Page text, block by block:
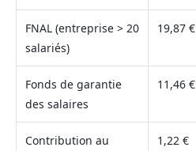
FNAL (entreprise > 20
salariés)
19,87 €
Fonds de garantie
des salaires
11,46 €
Contribution au
1,22 €